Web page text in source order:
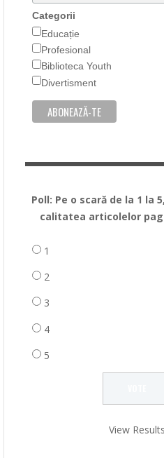
Categorii
Educație
Profesional
Biblioteca Youth
Divertisment
Poll: Pe o scară de la 1 la
calitatea articolelor
1
2
3
4
5
View Results